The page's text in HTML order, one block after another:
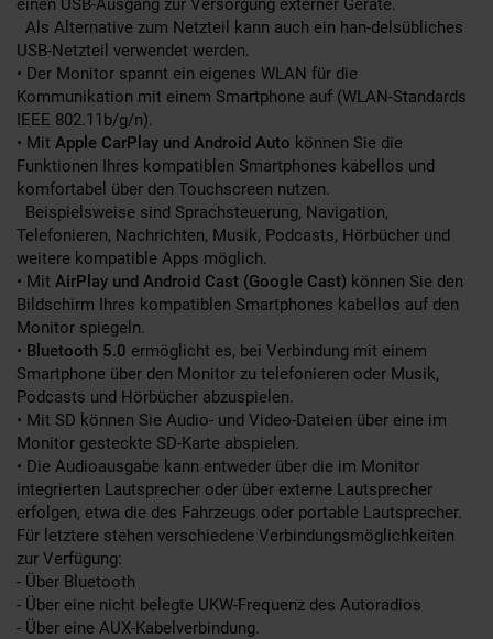
einen USB-Ausgang zur Versorgung externer Geräte.
Als Alternative zum Netzteil kann auch ein han-delsübliches
USB-Netzteil verwendet werden.
• Der Monitor spannt ein eigenes WLAN für die
Kommunikation mit einem Smartphone auf (WLAN-Standards
IEEE 802.11b/g/n).
• Mit Apple CarPlay und Android Auto können Sie die
Funktionen Ihres kompatiblen Smartphones kabellos und
komfortabel über den Touchscreen nutzen.
Beispielsweise sind Sprachsteuerung, Navigation,
Telefonieren, Nachrichten, Musik, Podcasts, Hörbücher und
weitere kompatible Apps möglich.
• Mit AirPlay und Android Cast (Google Cast) können Sie den
Bildschirm Ihres kompatiblen Smartphones kabellos auf den
Monitor spiegeln.
• Bluetooth 5.0 ermöglicht es, bei Verbindung mit einem
Smartphone über den Monitor zu telefonieren oder Musik,
Podcasts und Hörbücher abzuspielen.
• Mit SD können Sie Audio- und Video-Dateien über eine im
Monitor gesteckte SD-Karte abspielen.
• Die Audioausgabe kann entweder über die im Monitor
integrierten Lautsprecher oder über externe Lautsprecher
erfolgen, etwa die des Fahrzeugs oder portable Lautsprecher.
Für letztere stehen verschiedene Verbindungsmöglichkeiten
zur Verfügung:
- Über Bluetooth
- Über eine nicht belegte UKW-Frequenz des Autoradios
- Über eine AUX-Kabelverbindung.